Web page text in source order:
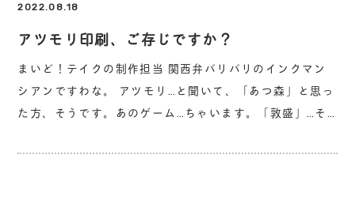
2022.08.18
アツモリ印刷、ご存じですか？
まいど！テイクの制作担当 関西弁バリバリのインクマン
シアンですわな。 アツモリ…と聞いて、「あつ森」と思っ
た方、そうです。あのゲーム…ちゃいます。「敦盛」…そ…